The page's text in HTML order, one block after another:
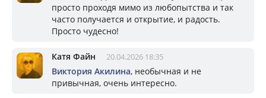
просто проходя мимо из любопытства и так
часто получается и открытие, и радость.
Просто чудесно!
Катя Файн 20.04.2026 18:35
Виктория Акилина, необычная и не
привычная, очень интересно.